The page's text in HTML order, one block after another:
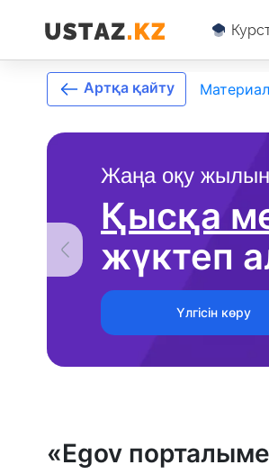
Жаңа оқу
Қысқа
жүктеп
Үлгісін көру
Артқа қайту
«Egov